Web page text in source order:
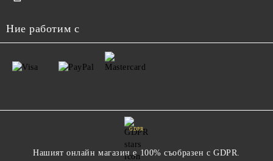
Ние работим с
GDPR
Нашият онлайн магазин е 100% съобразен с GDPR.